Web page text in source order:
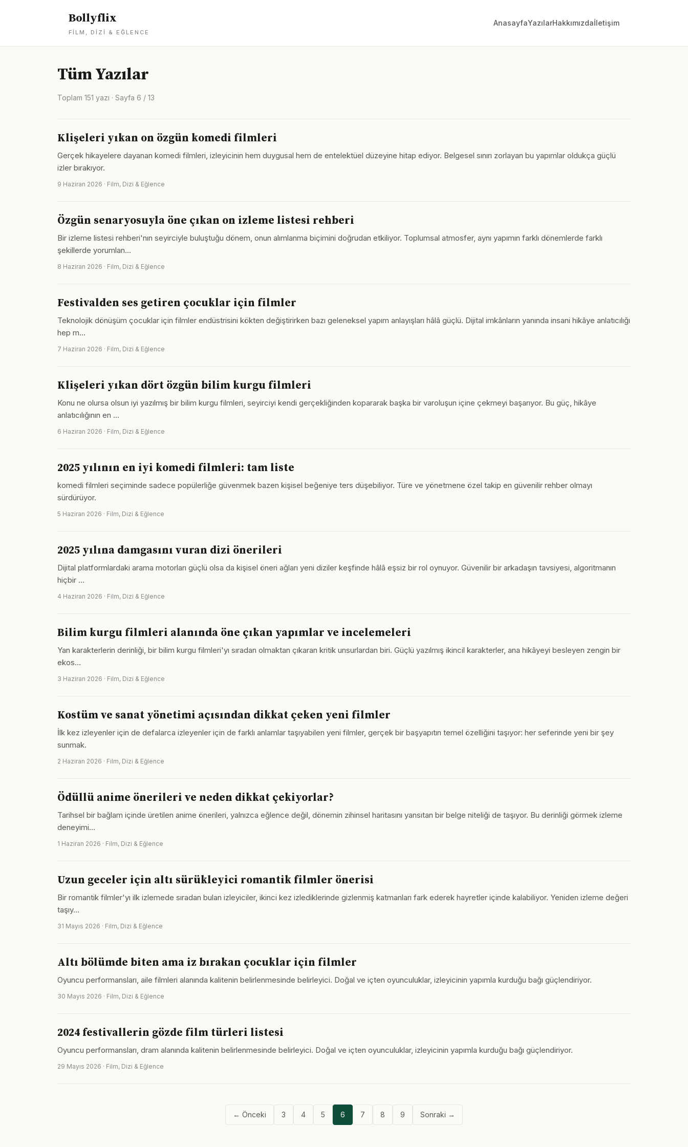
Bollyflix
FILM, DIZI & EĞLENCE
AnasayfaYazılarHakkımızdaİletişim
Tüm Yazılar
Toplam 151 yazı · Sayfa 6 / 13
Klişeleri yıkan on özgün komedi filmleri
Gerçek hikayelere dayanan komedi filmleri, izleyicinin hem duygusal hem de entelektüel düzeyine hitap ediyor. Belgesel sınırı zorlayan bu yapımlar oldukça güçlü
izler bırakıyor.
9 Haziran 2026 · Film, Dizi & Eğlence
Özgün senaryosuyla öne çıkan on izleme listesi rehberi
Bir izleme listesi rehberi'nın seyirciyle buluştuğu dönem, onun alımlanma biçimini doğrudan etkiliyor. Toplumsal atmosfer, aynı yapımın farklı dönemlerde farklı
şekillerde yorumlan…
8 Haziran 2026 · Film, Dizi & Eğlence
Festivalden ses getiren çocuklar için filmler
Teknolojik dönüşüm çocuklar için filmler endüstrisini kökten değiştirirken bazı geleneksel yapım anlayışları hâlâ güçlü. Dijital imkânların yanında insani hikâye anlatıcılığı
hep m…
7 Haziran 2026 · Film, Dizi & Eğlence
Klişeleri yıkan dört özgün bilim kurgu filmleri
Konu ne olursa olsun iyi yazılmış bir bilim kurgu filmleri, seyirciyi kendi gerçekliğinden kopararak başka bir varoluşun içine çekmeyi başarıyor. Bu güç, hikâye
anlatıcılığının en …
6 Haziran 2026 · Film, Dizi & Eğlence
2025 yılının en iyi komedi filmleri: tam liste
komedi filmleri seçiminde sadece popülerliğe güvenmek bazen kişisel beğeniye ters düşebiliyor. Türe ve yönetmene özel takip en güvenilir rehber olmayı
sürdürüyor.
5 Haziran 2026 · Film, Dizi & Eğlence
2025 yılına damgasını vuran dizi önerileri
Dijital platformlardaki arama motorları güçlü olsa da kişisel öneri ağları yeni diziler keşfinde hâlâ eşsiz bir rol oynuyor. Güvenilir bir arkadaşın tavsiyesi, algoritmanın
hiçbir …
4 Haziran 2026 · Film, Dizi & Eğlence
Bilim kurgu filmleri alanında öne çıkan yapımlar ve incelemeleri
Yan karakterlerin derinliği, bir bilim kurgu filmleri'yı sıradan olmaktan çıkaran kritik unsurlardan biri. Güçlü yazılmış ikincil karakterler, ana hikâyeyi besleyen zengin bir
ekos…
3 Haziran 2026 · Film, Dizi & Eğlence
Kostüm ve sanat yönetimi açısından dikkat çeken yeni filmler
İlk kez izleyenler için de defalarca izleyenler için de farklı anlamlar taşıyabilen yeni filmler, gerçek bir başyapıtın temel özelliğini taşıyor: her seferinde yeni bir şey
sunmak.
2 Haziran 2026 · Film, Dizi & Eğlence
Ödüllü anime önerileri ve neden dikkat çekiyorlar?
Tarihsel bir bağlam içinde üretilen anime önerileri, yalnızca eğlence değil, dönemin zihinsel haritasını yansıtan bir belge niteliği de taşıyor. Bu derinliği görmek izleme
deneyimi…
1 Haziran 2026 · Film, Dizi & Eğlence
Uzun geceler için altı sürükleyici romantik filmler önerisi
Bir romantik filmler'yı ilk izlemede sıradan bulan izleyiciler, ikinci kez izlediklerinde gizlenmiş katmanları fark ederek hayretler içinde kalabiliyor. Yeniden izleme değeri
taşıy…
31 Mayıs 2026 · Film, Dizi & Eğlence
Altı bölümde biten ama iz bırakan çocuklar için filmler
Oyuncu performansları, aile filmleri alanında kalitenin belirlenmesinde belirleyici. Doğal ve içten oyunculuklar, izleyicinin yapımla kurduğu bağı güçlendiriyor.
30 Mayıs 2026 · Film, Dizi & Eğlence
2024 festivallerin gözde film türleri listesi
Oyuncu performansları, dram alanında kalitenin belirlenmesinde belirleyici. Doğal ve içten oyunculuklar, izleyicinin yapımla kurduğu bağı güçlendiriyor.
29 Mayıs 2026 · Film, Dizi & Eğlence
← Önceki 3 4 5 6 7 8 9 Sonraki →